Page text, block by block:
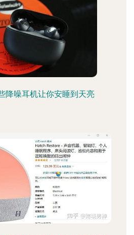
降噪耳机让你安睡到天亮